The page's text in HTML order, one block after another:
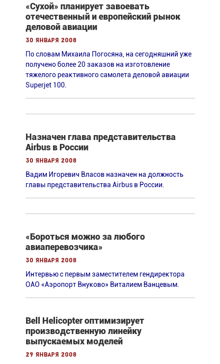
«Сухой» планирует завоевать
отечественный и европейский рынок
деловой авиации
30 января 2008
По словам Михаила Погосяна, на сегодняшний уже
получено более 20 заказов на изготовление
тяжелого реактивного самолета деловой авиации
Superjet 100.
Назначен глава представительства
Airbus в России
30 января 2008
Вадим Игоревич Власов назначен на должность
главы представительства Airbus в России.
«Бороться можно за любого
авиаперевозчика»
30 января 2008
Интервью с первым заместителем гендиректора
ОАО «Аэропорт Внуково» Виталием Ванцевым.
Bell Helicopter оптимизирует
производственную линейку
выпускаемых моделей
29 января 2008